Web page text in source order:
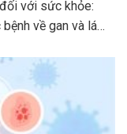
với sức khỏe:
về gan và lá